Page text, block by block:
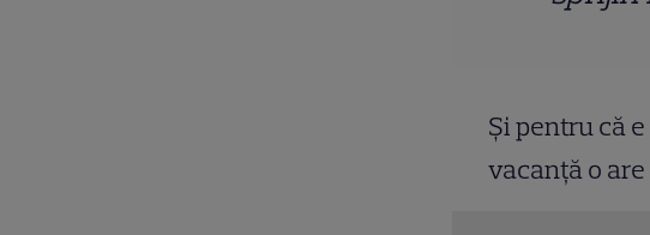
Și pentru că
vacanță o